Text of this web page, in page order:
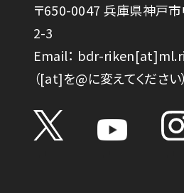
〒650-0047 兵庫県神戸
2-3
Email： bdr-
（[at]を@に変えてください）